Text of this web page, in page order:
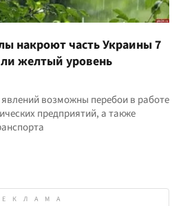
накроют часть Украины 7
желтый уровень
возможны перебои в работе
предприятий, а также